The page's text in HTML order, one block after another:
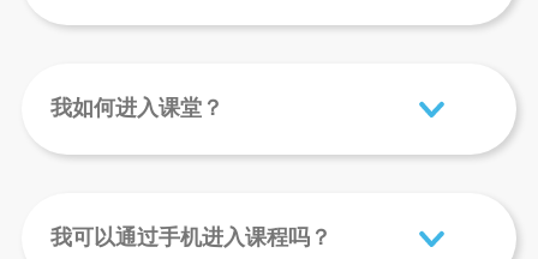
我如何进入课堂？
我可以通过手机进入课程吗？